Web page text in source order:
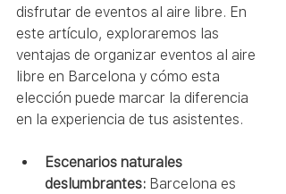
disfrutar de eventos al aire libre. En
este artículo, exploraremos las
ventajas de organizar eventos al aire
libre en Barcelona y cómo esta
elección puede marcar la diferencia
en la experiencia de tus asistentes.
Escenarios naturales
deslumbrantes: Barcelona es